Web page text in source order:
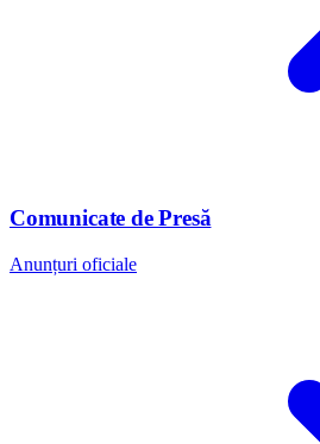
Comunicate de Presă
Anunțuri oficiale